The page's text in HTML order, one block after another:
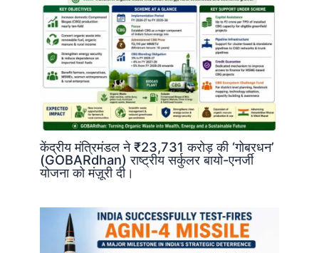
केंद्रीय मंत्रिमंडल ने ₹23,731 करोड़ की ‘गोबरधन’
(GOBARdhan) राष्ट्रीय सर्कुलर बायो-एनर्जी
योजना को मंज़ूरी दी।